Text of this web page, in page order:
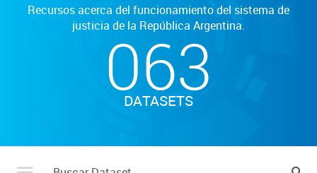
Recursos acerca del funcionamiento del sistema de
justicia de la República Argentina.
063
DATASETS